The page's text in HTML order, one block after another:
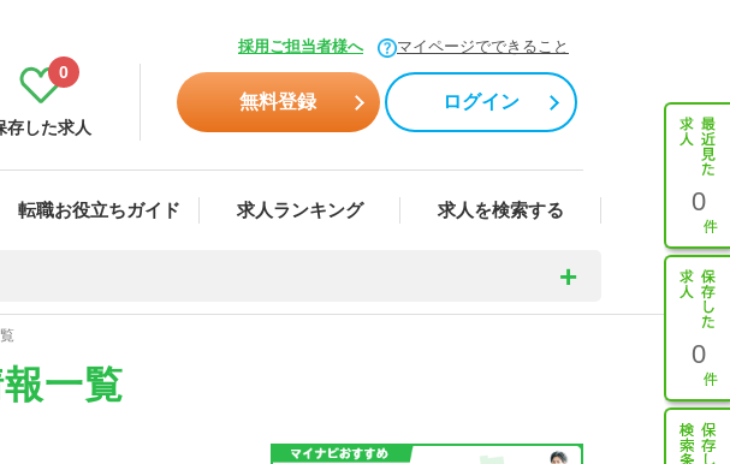
採用ご担当者様へ マイページでできること
存した求人
0
無料登録 ログイン
転職お役立ちガイド 求人ランキング 求人を検索する 0
0
一覧